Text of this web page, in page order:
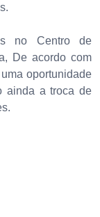
no Centro de
De acordo com
oportunidade
ainda a troca de